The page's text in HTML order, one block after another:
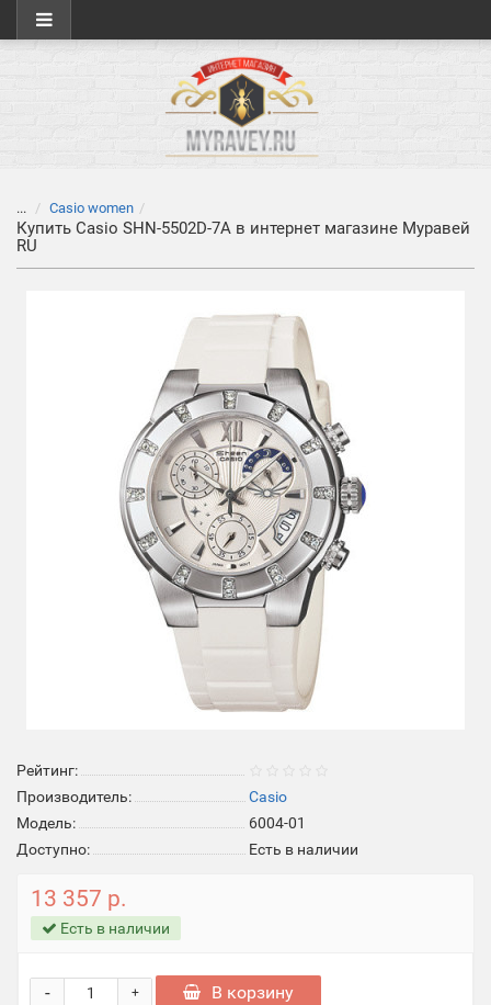
... Casio women
Купить Casio SHN-5502D-7A в интернет магазине Муравей
RU
Рейтинг:
Производитель:
Casio
Модель:
6004-01
Доступно:
Есть в наличии
13 357 р.
Есть в наличии
+
- В корзину